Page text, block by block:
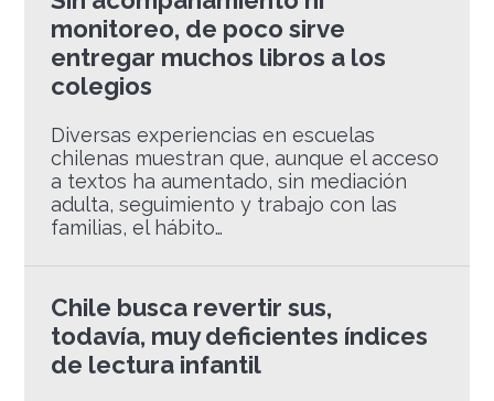
monitoreo, de poco sirve
entregar muchos libros a los
colegios
Diversas experiencias en escuelas
chilenas muestran que, aunque el acceso
a textos ha aumentado, sin mediación
adulta, seguimiento y trabajo con las
familias, el hábito…
Chile busca revertir sus,
todavía, muy deficientes índices
de lectura infantil